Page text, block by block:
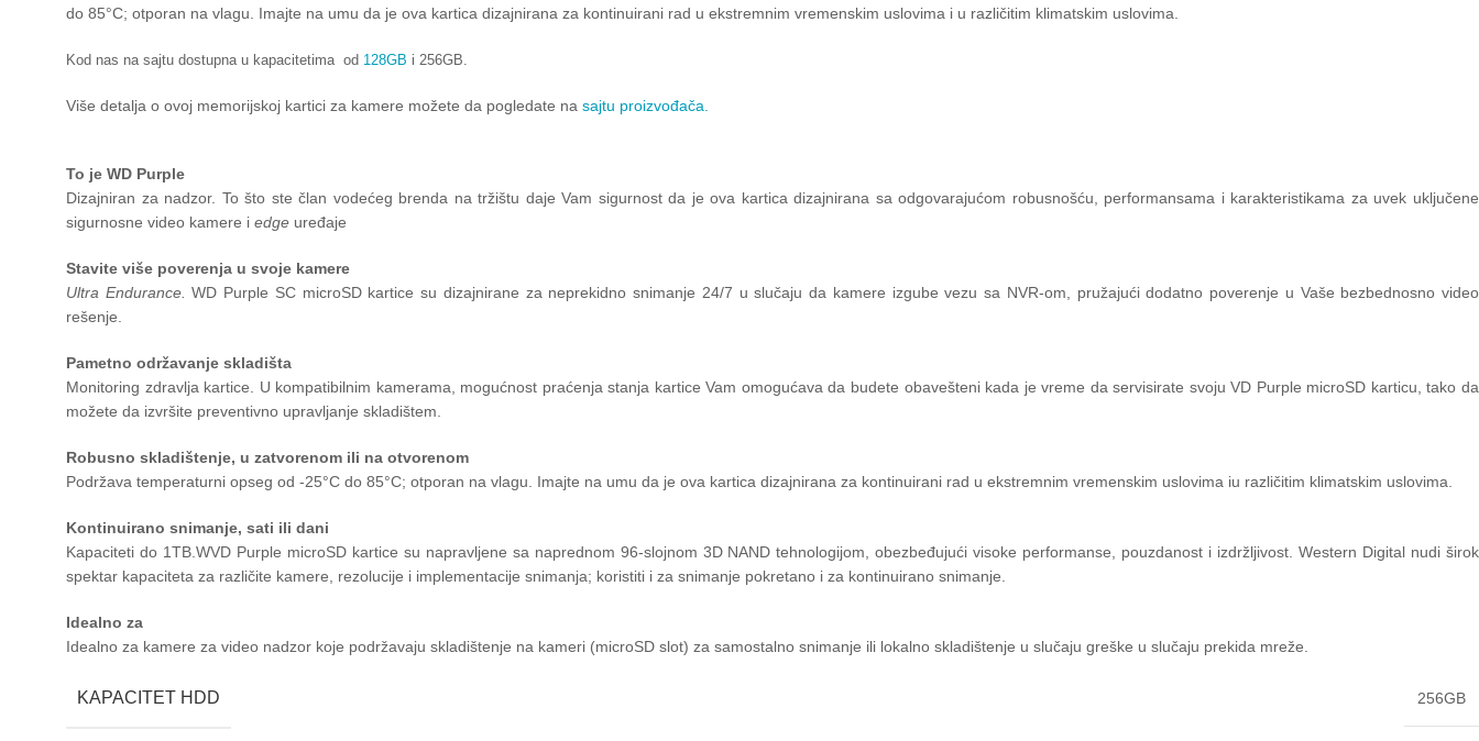
do 85°C; otporan na vlagu. Imajte na umu da je ova kartica dizajnirana za kontinuirani rad u ekstremnim vremenskim uslovima i u različitim klimatskim uslovima.
Kod nas na sajtu dostupna u kapacitetima od 128GB i 256GB.
Više detalja o ovoj memorijskoj kartici za kamere možete da pogledate na sajtu proizvođača.
To je WD Purple
Dizajniran za nadzor. To što ste član vodećeg brenda na tržištu daje Vam sigurnost da je ova kartica dizajnirana sa odgovarajućom robusnošću, performansama i karakteristikama za uvek uključene
sigurnosne video kamere i edge uređaje
Stavite više poverenja u svoje kamere
Ultra Endurance. WD Purple SC microSD kartice su dizajnirane za neprekidno snimanje 24/7 u slučaju da kamere izgube vezu sa NVR-om, pružajući dodatno poverenje u Vaše bezbednosno video
rešenje.
Pametno održavanje skladišta
Monitoring zdravlja kartice. U kompatibilnim kamerama, mogućnost praćenja stanja kartice Vam omogućava da budete obavešteni kada je vreme da servisirate svoju VD Purple microSD karticu, tako da
možete da izvršite preventivno upravljanje skladištem.
Robusno skladištenje, u zatvorenom ili na otvorenom
Podržava temperaturni opseg od -25°C do 85°C; otporan na vlagu. Imajte na umu da je ova kartica dizajnirana za kontinuirani rad u ekstremnim vremenskim uslovima iu različitim klimatskim uslovima.
Kontinuirano snimanje, sati ili dani
Kapaciteti do 1TB.WVD Purple microSD kartice su napravljene sa naprednom 96-slojnom 3D NAND tehnologijom, obezbeđujući visoke performanse, pouzdanost i izdržljivost. Western Digital nudi širok
spektar kapaciteta za različite kamere, rezolucije i implementacije snimanja; koristiti i za snimanje pokretano i za kontinuirano snimanje.
Idealno za
Idealno za kamere za video nadzor koje podržavaju skladištenje na kameri (microSD slot) za samostalno snimanje ili lokalno skladištenje u slučaju greške u slučaju prekida mreže.
KAPACITET HDD 256GB